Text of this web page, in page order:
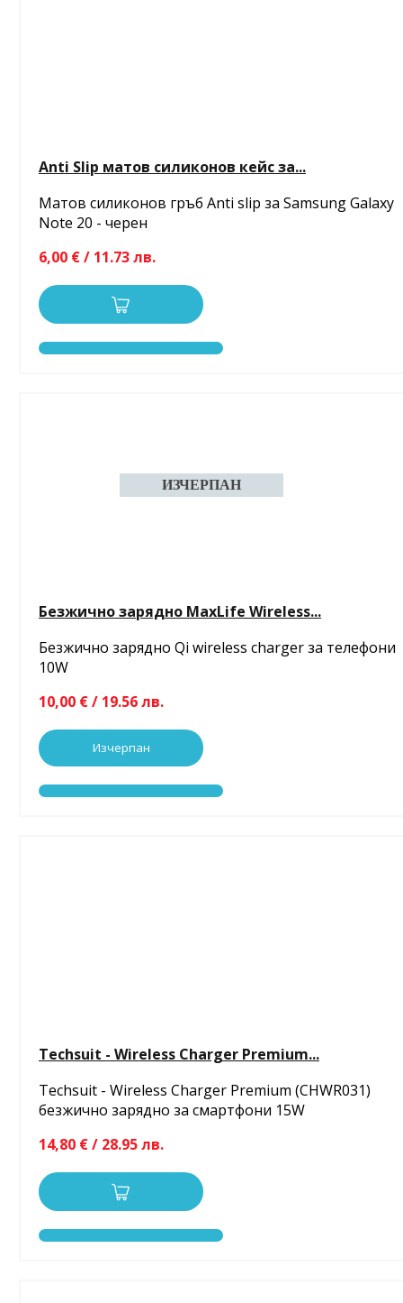
Anti Slip матов силиконов кейс за...
Матов силиконов гръб Anti slip за Samsung Galaxy
Note 20 - черен
6,00 € / 11.73 лв.
Безжично зарядно MaxLife Wireless...
Безжично зарядно Qi wireless charger за телефони
10W
10,00 € / 19.56 лв.
Изчерпан
Techsuit - Wireless Charger Premium...
Techsuit - Wireless Charger Premium (CHWR031)
безжично зарядно за смартфони 15W
14,80 € / 28.95 лв.